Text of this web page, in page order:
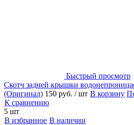
Быстрый просмотр
Скотч задней крышки
(Оригинал) 150 руб. / шт В корзину
К сравнению
5 шт
В избранное В наличии